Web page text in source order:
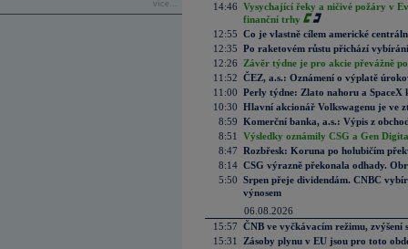
více...
14:46 Vysychající řeky a ničivé požáry v
finanční trhy
12:55 Co je vlastně cílem americké
12:35 Po raketovém růstu přichází
12:26
Závěr týdne je pro akcie převážně
11:52 ČEZ, a.s.: Oznámení o výplatě
11:00 Perly týdne: Zlato nahoru a SpaceX
10:30 Hlavní akcionář Volkswagenu je ve
8:59 Komerční banka, a.s.: Výpis z
8:51
Výsledky oznámily CSG a Gen
8:47 Rozbřesk: Koruna po holubičím
8:14 CSG výrazně překonala odhady.
5:50 Srpen přeje dividendám. CNBC
výnosem
06.08.2026
15:57 ČNB ve vyčkávacím režimu, zvýšení
15:31
Zásoby plynu v EU jsou pro toto